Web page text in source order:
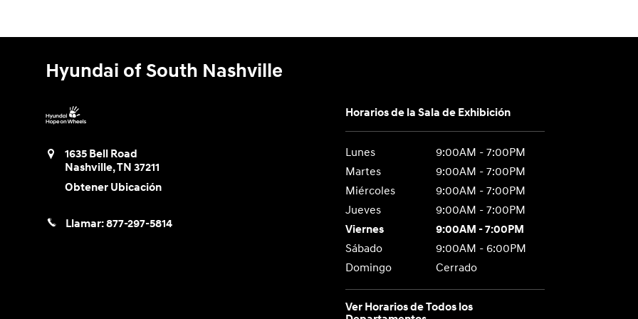
Hyundai of South Nashville
1635 Bell Road
Nashville,TN 37211
Obtener Ubicación
Llamar:877-297-5814
Horarios de la Sala de Exhibición
Lunes
9:00AM - 7:00PM
Martes
9:00AM - 7:00PM
Miércoles
9:00AM - 7:00PM
Jueves
9:00AM - 7:00PM
Viernes
9:00AM - 7:00PM
Sábado
9:00AM - 6:00PM
Domingo
Cerrado
Ver Horarios de Todos los